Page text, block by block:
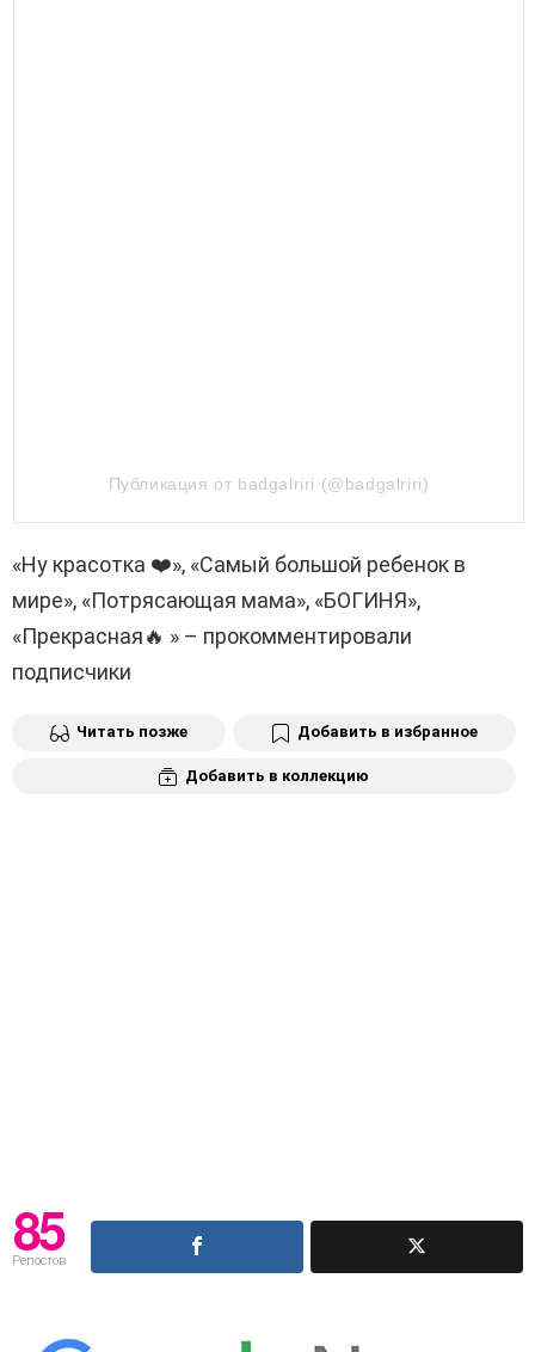
Публикация от badgalriri (@badgalriri)
«Ну красотка ❤️», «Самый большой ребенок в
мире», «Потрясающая мама», «БОГИНЯ»,
«Прекрасная🔥 » – прокомментировали
подписчики
Читать позже Добавить в избранное
Добавить в коллекцию
85
Репостов